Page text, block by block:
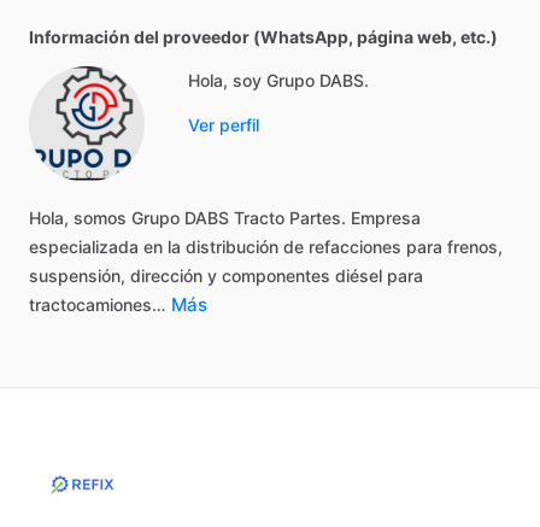
Información del proveedor (WhatsApp, página web, etc.)
Hola, soy Grupo DABS.
Ver perfil
Hola, somos Grupo DABS Tracto Partes. Empresa
especializada en la distribución de refacciones para frenos,
suspensión, dirección y componentes diésel para
tractocamiones… Más